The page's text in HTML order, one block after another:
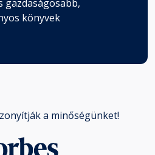
gazdaságosabb,
könyvek
a minőségünket!